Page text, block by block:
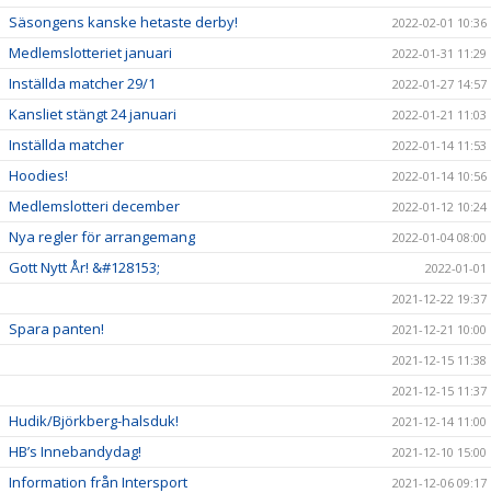
Säsongens kanske hetaste derby! 2022-02-01 10:36
Medlemslotteriet januari 2022-01-31 11:29
Inställda matcher 29/1 2022-01-27 14:57
Kansliet stängt 24 januari 2022-01-21 11:03
Inställda matcher 2022-01-14 11:53
Hoodies! 2022-01-14 10:56
Medlemslotteri december 2022-01-12 10:24
Nya regler för arrangemang 2022-01-04 08:00
Gott Nytt År! &#128153;
2022-01-01
2021-12-22 19:37
Spara panten!
2021-12-21 10:00
2021-12-15 11:38
2021-12-15 11:37
Hudik/Björkberg-halsduk! 2021-12-14 11:00
HB’s Innebandydag! 2021-12-10 15:00
Information från Intersport 2021-12-06 09:17